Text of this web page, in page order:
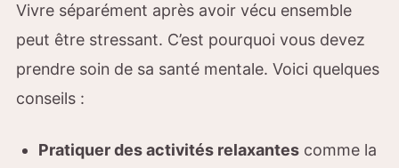
Vivre séparément après avoir vécu ensemble
peut être stressant. C’est pourquoi vous devez
prendre soin de sa santé mentale. Voici quelques
conseils :
Pratiquer des activités relaxantes comme la